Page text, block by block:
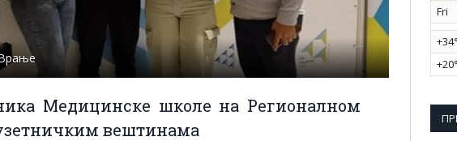
Медицинске школе на Регионалном
вештинама
Fri
+34°
+20°